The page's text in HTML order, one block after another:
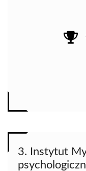
3. Instytut